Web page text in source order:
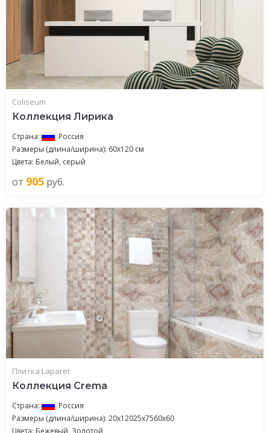
Coliseum
Коллекция Лирика
Страна:
Россия
Размеры (длина/ширина): 60x120 см
Цвета: Белый, серый
от 905 руб.
Плитка Laparet
Коллекция Crema
Страна:
Россия
Размеры (длина/ширина): 20x12025x7560x60
Цвета: Бежевый, Золотой